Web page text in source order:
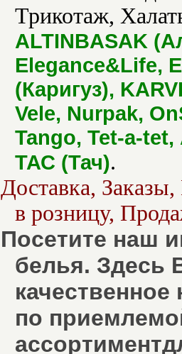
Трикотаж,
ALTINBASAK
Elegance&Life,
(Каригуз),
Vele, Nurpak,
Tango, Tet-a-
ТАС (Тач).
Доставка,
в розницу,
Посетите наш
белья. Здесь
по